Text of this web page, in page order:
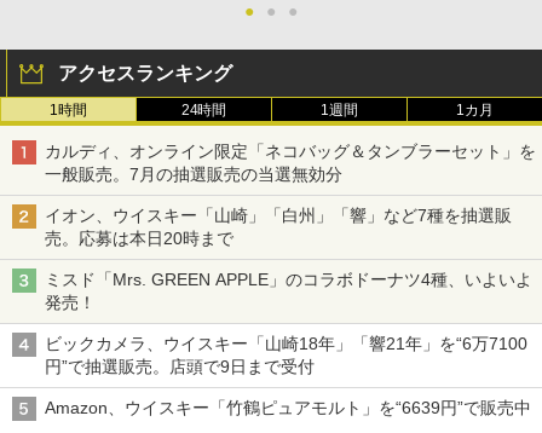
● ● ●
アクセスランキング
1時間 24時間 1週間 1カ月
カルディ、オンライン限定「ネコバッグ＆タンブラーセット」を
一般販売。7月の抽選販売の当選無効分
イオン、ウイスキー「山崎」「白州」「響」など7種を抽選販
売。応募は本日20時まで
ミスド「Mrs. GREEN APPLE」のコラボドーナツ4種、いよいよ
発売！
ビックカメラ、ウイスキー「山崎18年」「響21年」を“6万7100
円”で抽選販売。店頭で9日まで受付
Amazon、ウイスキー「竹鶴ピュアモルト」を“6639円”で販売中